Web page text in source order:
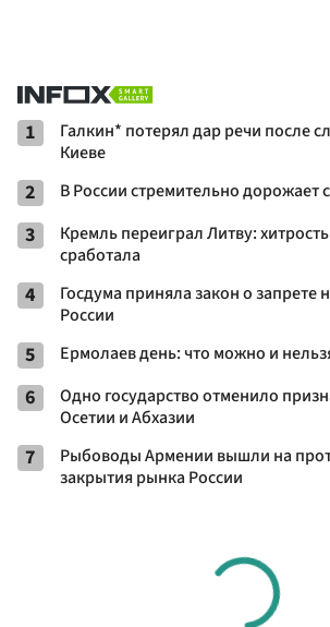
1
Галкин* потерял дар речи после
Киеве
2 В России стремительно дорожает
3
Кремль переиграл Литву:
сработала
4
Госдума приняла закон о запрете
России
5 Ермолаев день: что можно и
6
Одно государство отменило
Осетии и Абхазии
7
Рыбоводы Армении вышли на
закрытия рынка России